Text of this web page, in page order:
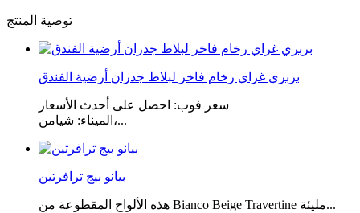
توصية المنتج
بربري غراي رخام فاخر لبلاط جدران أرضية الفندق
سعر فوب: احصل على أحدث الأسعار
الميناء: شيامن،...
بيانو بيج ترافرتين
هذه الألواح المقطوعة من Bianco Beige Travertine مليئة...